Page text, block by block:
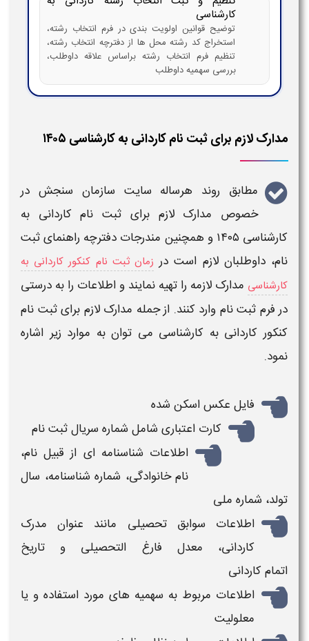
کارشناسی
توضیح قوانین اولویت بندی در فرم انتخاب رشته،
استخراج کد رشته محل ها از دفترچه انتخاب رشته،
تنظیم فرم انتخاب رشته براساس علاقه داوطلب،
بررسی سهمیه داوطلب
مدارک لازم برای ثبت نام کاردانی به کارشناسی ۱۴۰۵
مطابق روند هرساله سایت سازمان سنجش در
خصوص مدارک لازم برای ثبت نام کاردانی به
کارشناسی
و همچنین مندرجات دفترچه راهنمایثبت
نام،داوطلبان لازم است در زمان ثبت نام کنکور کاردانی به
کارشناسی مدارک لازمه را تهیه نمایند و اطلاعات را به درستی
در فرم ثبت نام وارد کنند. از جمله مدارک لازم برای ثبت نام
کنکور کاردانی به کارشناسی​ می توان به موارد زیر اشاره
نمود.
فایل عکس اسکن شده
کارت اعتباری شامل شماره سریالثبت نام
اطلاعات شناسنامه ای از قبیل نام،
نام خانوادگی، شماره شناسنامه، سال
تولد، شماره ملی
اطلاعات سوابق تحصیلی مانند عنوان مدرک
کاردانی، معدل فارغ التحصیلی و تاریخ
اتمام کاردانی
اطلاعات مربوط به سهمیه های مورد استفاده و یا
معلولیت